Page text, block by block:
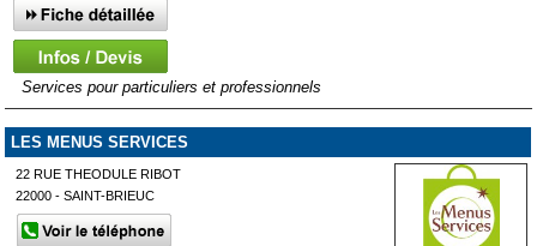
Services pour particuliers et professionnels
LES MENUS SERVICES
22 RUE THEODULE RIBOT
22000 - SAINT-BRIEUC